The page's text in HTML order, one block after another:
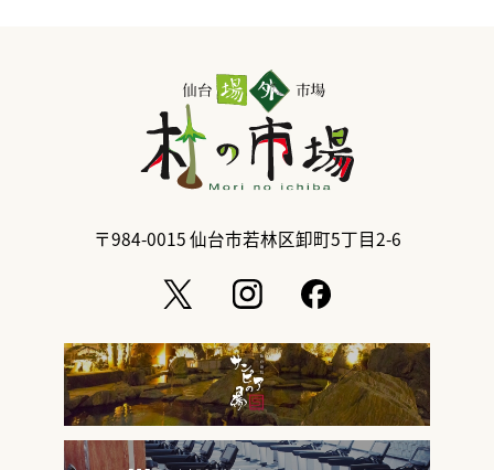
〒984-0015仙台市若林区卸町5丁目2-6